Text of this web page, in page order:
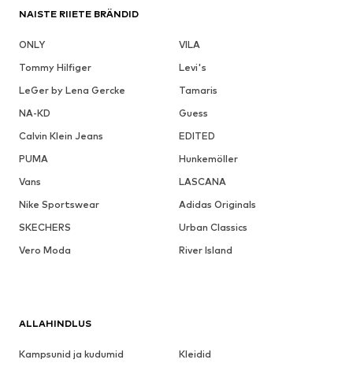
NAISTE RIIETE BRÄNDID
ONLY
VILA
Tommy Hilfiger
Levi's
LeGer by Lena Gercke
Tamaris
NA-KD
Guess
Calvin Klein Jeans
EDITED
PUMA
Hunkemöller
Vans
LASCANA
Nike Sportswear
Adidas Originals
SKECHERS
Urban Classics
Vero Moda
River Island
ALLAHINDLUS
Kampsunid ja kudumid
Kleidid